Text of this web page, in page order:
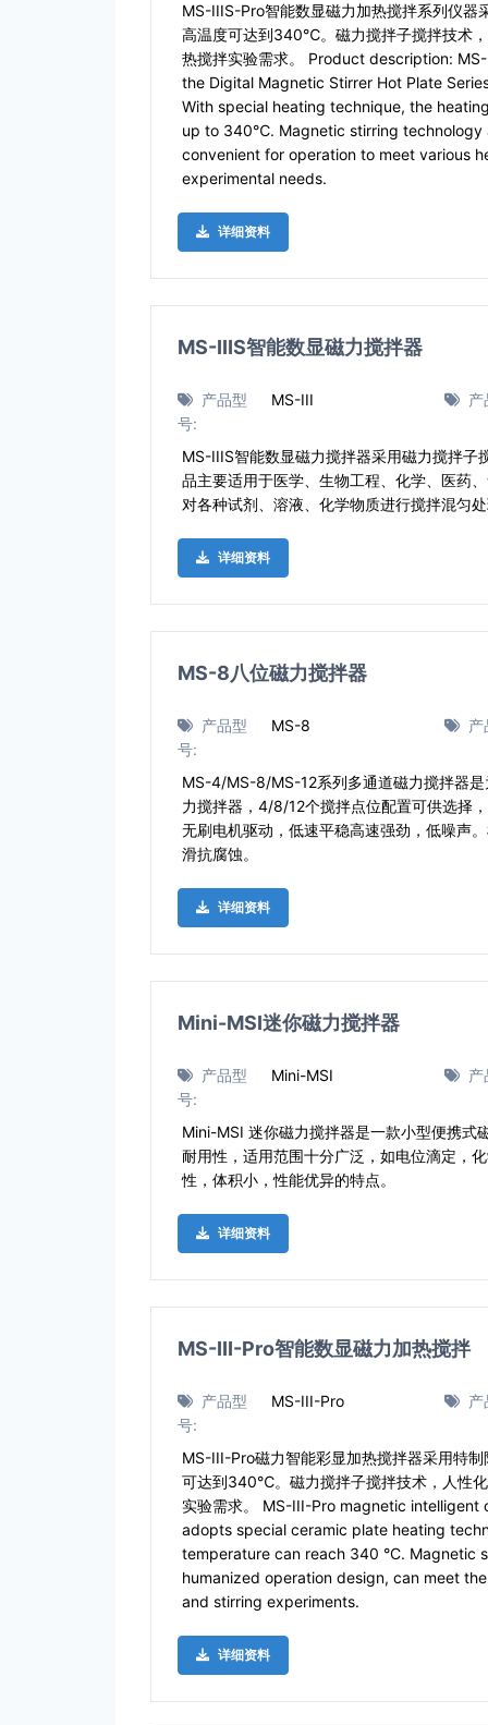
MS-IIIS-Pro智能数显磁力加热搅拌系列仪器
高温度可达到340℃。磁力搅拌子搅拌技术
热搅拌实验需求。 Product description:
the Digital Magnetic Stirrer Hot Plate
With special heating technique, the
up to 340℃. Magnetic stirring technology
convenient for operation to meet various
experimental needs.
详细资料
MS-IIIS智能数显磁力搅拌器
产品型
号:
MS-III 产
MS-IIIS智能数显磁力搅拌器采用磁力搅拌子
品主要适用于医学、生物工程、化学、医药
对各种试剂、溶液、化学物质进行搅拌混匀
详细资料
MS-8八位磁力搅拌器
产品型
号:
MS-8 产
MS-4/MS-8/MS-12系列多通道磁力搅拌器
力搅拌器，4/8/12个搅拌点位配置可供选择
无刷电机驱动，低速平稳高速强劲，低噪声
滑抗腐蚀。
详细资料
Mini-MSI迷你磁力搅拌器
产品型
号:
Mini-MSI 产
Mini-MSI 迷你磁力搅拌器是一款小型便携式
耐用性，适用范围十分广泛，如电位滴定，
性，体积小，性能优异的特点。
详细资料
MS-III-Pro智能数显磁力加热搅拌
产品型
号:
MS-III-Pro 产
MS-III-Pro磁力智能彩显加热搅拌器采用特
可达到340℃。磁力搅拌子搅拌技术，人性
实验需求。 MS-III-Pro magnetic
adopts special ceramic plate heating
temperature can reach 340 °C. Magnetic
humanized operation design, can meet
and stirring experiments.
详细资料